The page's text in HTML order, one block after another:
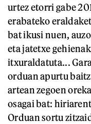
urtez etorri gabe
erabateko
bat ikusi nuen,
eta jatetxe
itxuraldatuta...
orduan apurtu
artean zegoen
osagai bat:
Orduan sortu